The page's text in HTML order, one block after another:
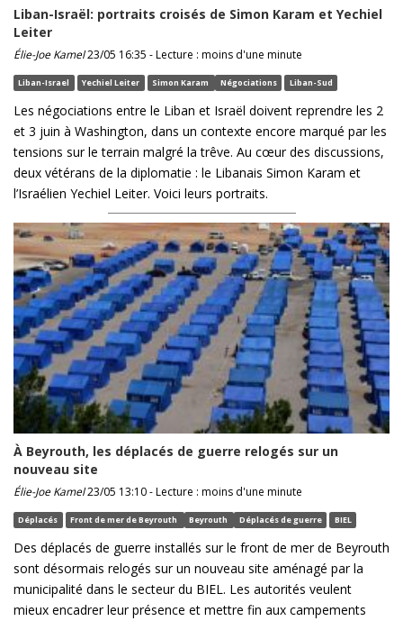
Liban-Israël: portraits croisés de Simon Karam et Yechiel
Leiter
Élie-Joe Kamel23/05 16:35 - Lecture : moins d'une minute
Liban-Israel Yechiel Leiter Simon Karam Négociations Liban-Sud
Les négociations entre le Liban et Israël doivent reprendre les 2
et 3 juin à Washington, dans un contexte encore marqué par les
tensions sur le terrain malgré la trêve. Au cœur des discussions,
deux vétérans de la diplomatie : le Libanais Simon Karam et
l’Israélien Yechiel Leiter. Voici leurs portraits.
À Beyrouth, les déplacés de guerre relogés sur un
nouveau site
Élie-Joe Kamel23/05 13:10 - Lecture : moins d'une minute
Déplacés Front de mer de Beyrouth Beyrouth Déplacés de guerre BIEL
Des déplacés de guerre installés sur le front de mer de Beyrouth
sont désormais relogés sur un nouveau site aménagé par la
municipalité dans le secteur du BIEL. Les autorités veulent
mieux encadrer leur présence et mettre fin aux campements